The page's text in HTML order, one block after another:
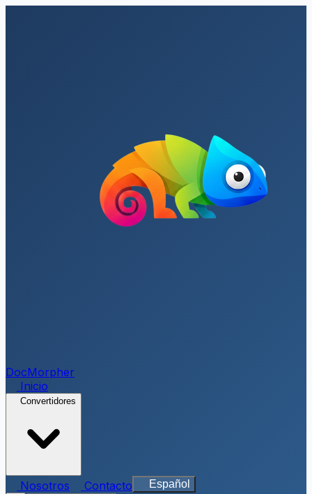
DocMorpher
Inicio
Convertidores
Nosotros Contacto Español